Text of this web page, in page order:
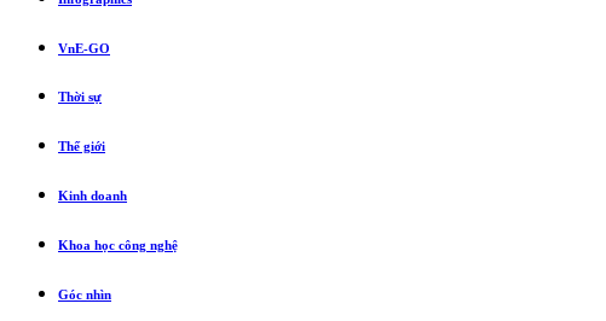
VnE-GO
Thời sự
Thế giới
Kinh doanh
Khoa học công nghệ
Góc nhìn